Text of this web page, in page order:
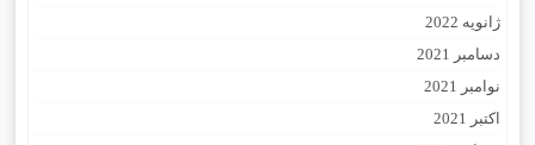
ژانویه 2022
دسامبر 2021
نوامبر 2021
اکتبر 2021